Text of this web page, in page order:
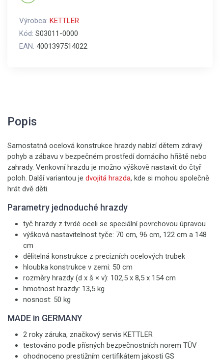
Výrobca: KETTLER
Kód: S03011-0000
EAN: 4001397514022
Popis
Samostatná ocelová konstrukce hrazdy nabízí dětem zdravý
pohyb a zábavu v bezpečném prostředí domácího hřiště nebo
zahrady. Venkovní hrazdu je možno výškově nastavit do čtyř
poloh. Další variantou je dvojitá hrazda, kde si mohou společně
hrát dvě děti.
Parametry jednoduché hrazdy
tyč hrazdy z tvrdé oceli se speciální povrchovou úpravou
výšková nastavitelnost tyče: 70 cm, 96 cm, 122 cm a 148
cm
dělitelná konstrukce z precizních ocelových trubek
hloubka konstrukce v zemi: 50 cm
rozměry hrazdy (d x š × v): 102,5 x 8,5 x 154 cm
hmotnost hrazdy: 13,5 kg
nosnost: 50 kg
MADE in GERMANY
2 roky záruka, značkový servis KETTLER
testováno podle přísných bezpečnostních norem TÜV
ohodnoceno prestižním certifikátem jakosti GS